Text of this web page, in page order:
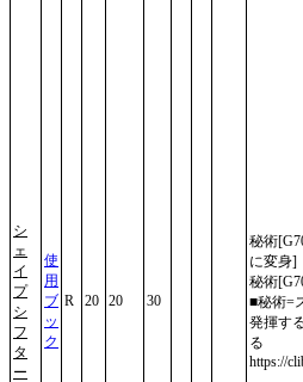
シ
ェ
イ
プ
シ
フ
タ
ー
使
用
ブ
ッ
ク
R 20 20 30
秘術
に変身]
秘術
■秘術=
発揮す
る
https://